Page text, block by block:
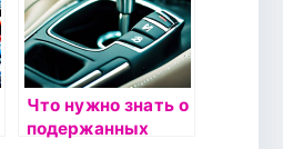
Что нужно знать о
подержанных